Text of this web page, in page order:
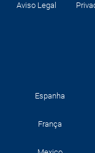
Aviso Legal
Espanha
França